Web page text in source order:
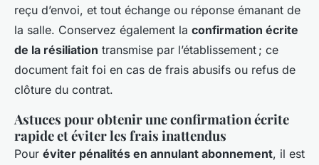
reçu d’envoi, et tout échange ou réponse émanant de
la salle. Conservez également la confirmation écrite
de la résiliation transmise par l’établissement ; ce
document fait foi en cas de frais abusifs ou refus de
clôture du contrat.
Astuces pour obtenir une confirmation écrite
rapide et éviter les frais inattendus
Pour éviter pénalités en annulant abonnement, il est